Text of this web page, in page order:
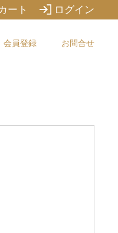
ート ログイン
会員登録 お問合せ